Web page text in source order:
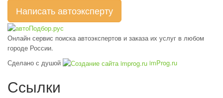
Написать автоэксперту
Онлайн сервис поиска автоэкспертов и заказа их услуг в любом
городе России.
Сделано с душой
imProg.ru
Ссылки